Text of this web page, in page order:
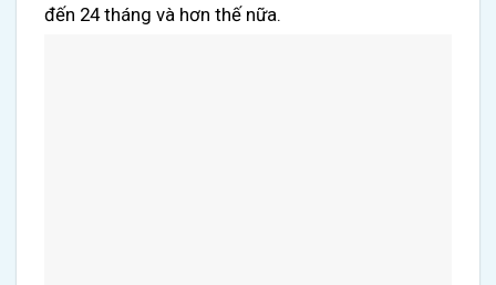
đến 24 tháng và hơn thế nữa.